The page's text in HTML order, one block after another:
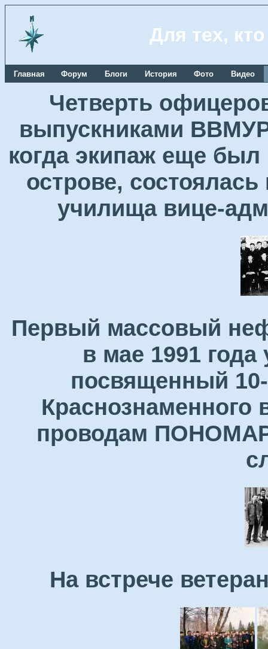
Для тех,
Главная Форум Блоги История Фото Видео
Четверть
выпускниками
когда экипаж еще был
острове,
училища вице-
Первый массовый
в мае 1991 года
посвященный
Краснознаменного
проводам
На встрече